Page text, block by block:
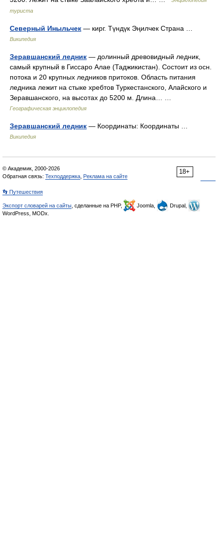
туриста
Северный Иныльчек — кирг. Түндүк Эңилчек Страна …
Википедия
Зеравшанский ледник — долинный древовидный ледник,
самый крупный в Гиссаро Алае (Таджикистан). Состоит из осн.
потока и 20 крупных ледников притоков. Область питания
ледника лежит на стыке хребтов Туркестанского, Алайского и
Зеравшанского, на высотах до 5200 м. Длина… …
Географическая энциклопедия
Зеравшанский ледник — Координаты: Координаты …
Википедия
18+
© Академик, 2000-2026
Обратная связь: Техподдержка Реклама на сайте
👣 Путешествия
Экспорт словарей на сайты , сделанные на PHP, Joomla,
Drupal,
WordPress, MODx.